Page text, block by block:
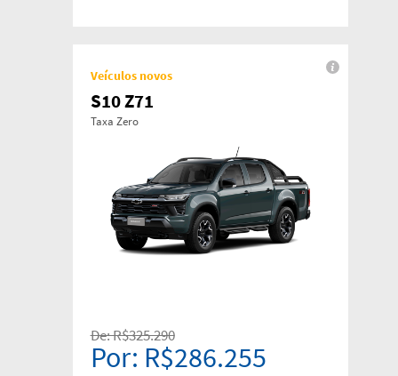
Veículos novos
S10 Z71
Taxa Zero
De: R$325.290
Por: R$286.255